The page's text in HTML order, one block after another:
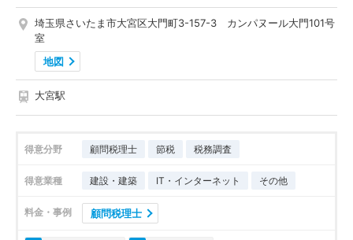
埼玉県さいたま市大宮区大門町3-157-3 カンパヌール大門101号
室
地図
大宮駅
得意分野 顧問税理士 節税 税務調査
得意業種 建設・建築 IT・インターネット その他
料金・事例 顧問税理士